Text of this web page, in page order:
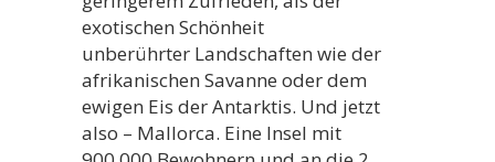
exotischen Schönheit
unberührter Landschaften wie der
afrikanischen Savanne oder dem
ewigen Eis der Antarktis. Und jetzt
also – Mallorca. Eine Insel mit